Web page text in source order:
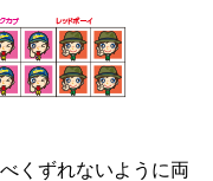
くずれないように両